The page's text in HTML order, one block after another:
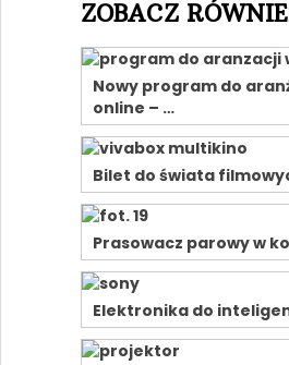
ZOBACZ
Nowy program do
online – …
Bilet do świata
Prasowacz parowy w
Elektronika do